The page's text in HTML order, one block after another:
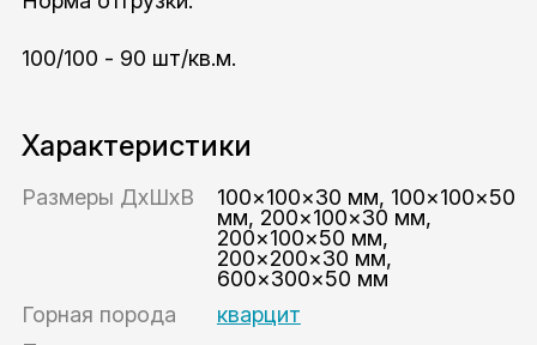
100/100 - 90 шт/кв.м.
Характеристики
Размеры ДхШхВ
100×100×30 мм, 100×100×50
мм, 200×100×30 мм,
200×100×50 мм,
200×200×30 мм,
600×300×50 мм
Горная порода
кварцит